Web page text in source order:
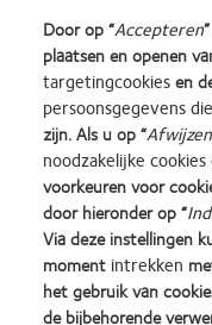
Ik verklaar hierbij ik
actievoorwaarden en
en begrepen
Learn
more
about
Silmo
d’Or
Learn
more
about
Contact
Lens
&
Door op “Accepteren
plaatsen en openen
targetingcookiesen
persoonsgegevens
zijn. Als u op “Afwijzen
noodzakelijke cookies
voorkeuren voor
door hieronder op “
Via deze instellingen
moment intrekken
het gebruik van
de bijbehorende